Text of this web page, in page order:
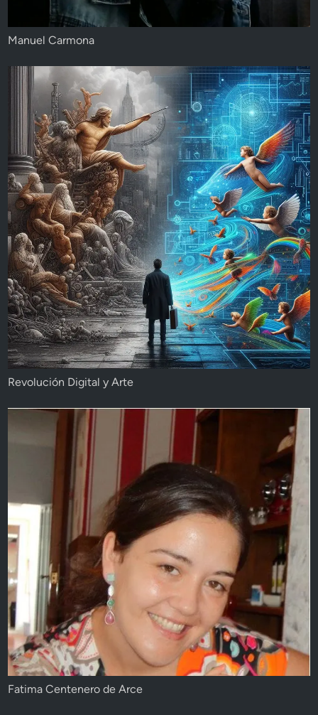
Manuel Carmona
Revolución Digital y Arte
Fatima Centenero de Arce